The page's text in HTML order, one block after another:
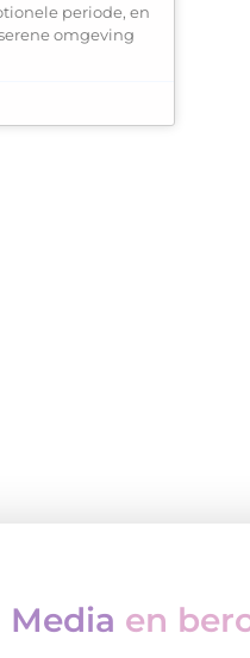
periode, en
omgeving
Media en